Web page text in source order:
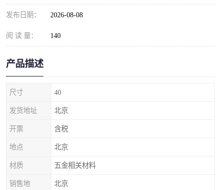
发布日期： 2026-08-08
阅 读 量： 140
产品描述
尺寸 40
发货地址 北京
开票 含税
地点 北京
材质 五金相关材料
销售地 北京